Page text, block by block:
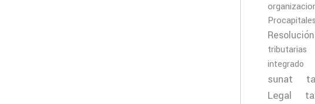
Procapitales
Resolución
tributarias
integrado
sunat
Legal